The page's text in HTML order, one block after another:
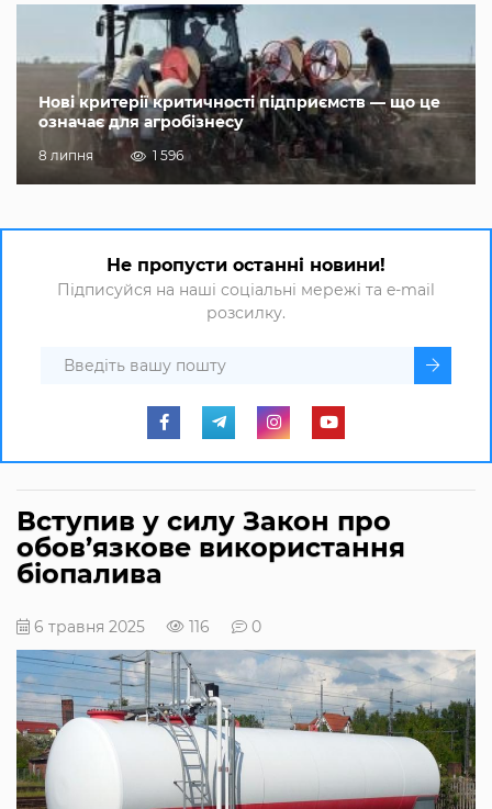
Нові критерії критичності підприємств — що це
означає для агробізнесу
8 липня 1 596
Не пропусти останні новини!
Підписуйся на наші соціальні мережі та e-mail
розсилку.
Вступив у силу Закон про
обов’язкове використання
біопалива
6 травня 2025 116 0